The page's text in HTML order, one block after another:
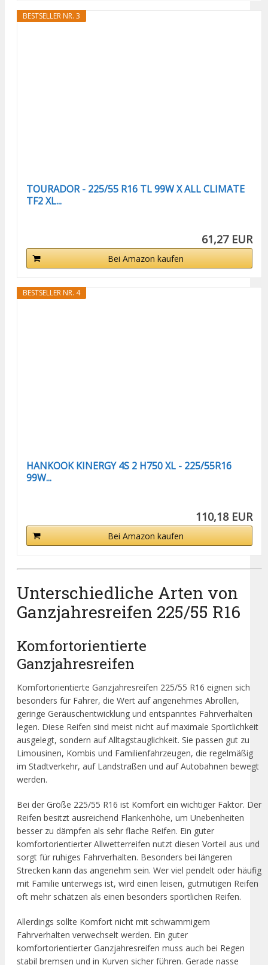
BESTSELLER NR. 3
TOURADOR - 225/55 R16 TL 99W X ALL CLIMATE
TF2 XL...
61,27 EUR
Bei Amazon kaufen
BESTSELLER NR. 4
HANKOOK KINERGY 4S 2 H750 XL - 225/55R16
99W...
110,18 EUR
Bei Amazon kaufen
Unterschiedliche Arten von
Ganzjahresreifen 225/55 R16
Komfortorientierte
Ganzjahresreifen
Komfortorientierte Ganzjahresreifen 225/55 R16 eignen sich
besonders für Fahrer, die Wert auf angenehmes Abrollen,
geringe Geräuschentwicklung und entspanntes Fahrverhalten
legen. Diese Reifen sind meist nicht auf maximale Sportlichkeit
ausgelegt, sondern auf Alltagstauglichkeit. Sie passen gut zu
Limousinen, Kombis und Familienfahrzeugen, die regelmäßig
im Stadtverkehr, auf Landstraßen und auf Autobahnen bewegt
werden.
Bei der Größe 225/55 R16 ist Komfort ein wichtiger Faktor. Der
Reifen besitzt ausreichend Flankenhöhe, um Unebenheiten
besser zu dämpfen als sehr flache Reifen. Ein guter
komfortorientierter Allwetterreifen nutzt diesen Vorteil aus und
sorgt für ruhiges Fahrverhalten. Besonders bei längeren
Strecken kann das angenehm sein. Wer viel pendelt oder häufig
mit Familie unterwegs ist, wird einen leisen, gutmütigen Reifen
oft mehr schätzen als einen besonders sportlichen Reifen.
Allerdings sollte Komfort nicht mit schwammigem
Fahrverhalten verwechselt werden. Ein guter
komfortorientierter Ganzjahresreifen muss auch bei Regen
stabil bremsen und in Kurven sicher führen. Gerade nasse